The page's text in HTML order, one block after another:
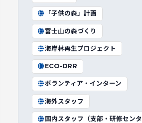
「子供の森」計画
富士山の森づくり
海岸林再生プロジェクト
ECO-DRR
ボランティア・インターン
海外スタッフ
国内スタッフ（支部・研修センタ